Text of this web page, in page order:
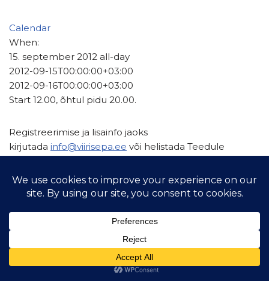
Calendar
When:
15. september 2012 all-day
2012-09-15T00:00:00+03:00
2012-09-16T00:00:00+03:00
Start 12.00, õhtul pidu 20.00.
Registreerimise ja lisainfo jaoks
kirjutada info@viirisepa.ee või helistada Teedule
© 2021 Hiiu Purjelaeva Selts MTÜ